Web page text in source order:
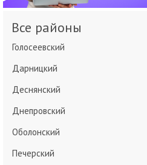
Все районы
Голосеевский
Дарницкий
Деснянский
Днепровский
Оболонский
Печерский